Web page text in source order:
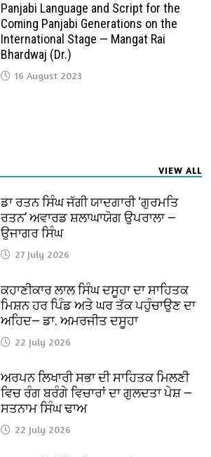
Panjabi Language and Script for the
Coming Panjabi Generations on the
International Stage — Mangat Rai
Bhardwaj (Dr.)
16 August 2023
VIEW ALL
ਡਾ ਰਤਨ ਸਿੰਘ ਜੱਗੀ ਯਾਦਗਾਰੀ ‘ਗੁਰਮਤਿ
ਰਤਨ’ ਅਵਾਰਡ ਸ਼ਲਾਘਾਯੋਗ ਉਪਰਾਲਾ —
ਉਜਾਗਰ ਸਿੰਘ
27 July 2026
ਕਹਾਣੀਕਾਰ ਲਾਲ ਸਿੰਘ ਦਸੂਹਾ ਦਾ ਸਾਹਿਤਕ
ਮਿਸ਼ਨ ਹਰ ਪਿੰਡ ਅਤੇ ਘਰ ਤੱਕ ਪਹੁੰਚਾਉਣ ਦਾ
ਅਹਿਦ— ਡਾ. ਅਮਰਜੀਤ ਦਸੂਹਾ
22 July 2026
ਅਰਪਨ ਲਿਖਾਰੀ ਸਭਾ ਦੀ ਸਾਹਿਤਕ ਮਿਲਣੀ
ਵਿਚ ਰੰਗ ਬਰੰਗੇ ਵਿਚਾਰਾਂ ਦਾ ਗੁਲਦਤਾ ਪੇਸ਼ —
ਸਤਨਾਮ ਸਿੰਘ ਢਾਅ
22 July 2026